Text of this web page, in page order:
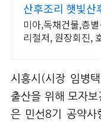
산후조리 햇빛산
의 고품격 산후
미아,독채건물,층
리철저, 원장회진,
시흥시 (시장 임병택
출산을 위해 모자
은 민선8기 공약사